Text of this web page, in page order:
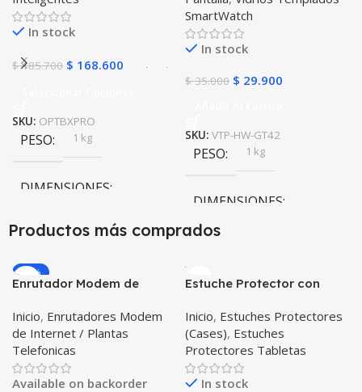
Compatible Android IOS
In stock
$185.700 $ 168.600
SKU: OPTBXPRO
PESO 1 kg
DIMENSIONES
10 × 10 × 10 cm
COLOR
SmartWatch
In stock
$35.000 $ 29.900
SKU: VTP-HW-GT42
PESO 1 kg
DIMENSIONES
Productos más comprados
-20%
Enrutador Modem de
Libre Todo Operador 4G
LTE SIMCARD
Inicio, Enrutadores Modem
de Internet / Plantas
Telefonicas
Available on backorder
Estuche Protector con
Tablet Samsung Galaxy
Tab A8 10.5 2021 – 2022
SM-x200 SM-x205 Anti
golpes con soporte
Inicio, Estuches Protectores
(Cases), Estuches
Protectores Tabletas
In stock